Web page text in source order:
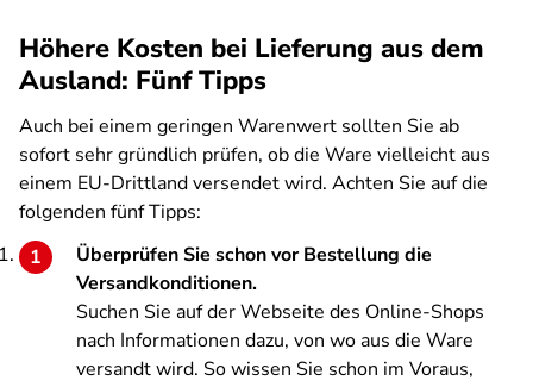
Höhere Kosten bei Lieferung aus dem
Ausland: Fünf Tipps
Auch bei einem geringen Warenwert sollten Sie ab
sofort sehr gründlich prüfen, ob die Ware vielleicht aus
einem EU-Drittland versendet wird. Achten Sie auf die
folgenden fünf Tipps:
Überprüfen Sie schon vor Bestellung die
Versandkonditionen.
Suchen Sie auf der Webseite des Online-Shops
nach Informationen dazu, von wo aus die Ware
versandt wird. So wissen Sie schon im Voraus,